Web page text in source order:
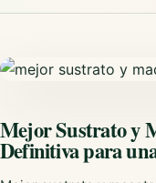
Mejor Sustrato y
Definitiva para